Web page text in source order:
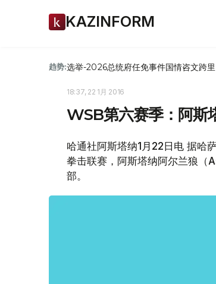
KAZINFORM
趋势:选举-2026总统府任免事件国情咨文跨
18:37, 22 1月 2016
WSB第六赛季：阿斯
哈通社阿斯塔纳1月22日电 据哈
拳击联赛，阿斯塔纳阿尔兰狼
部。